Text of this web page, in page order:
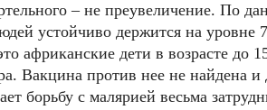
– не преувеличение. По
устойчиво держится на
африканские дети в возрасте до
Вакцина против нее не найдена
борьбу с малярией весьма